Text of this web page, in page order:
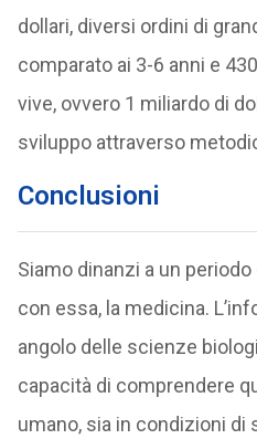
dollari, diversi ordini di
comparato ai 3-6 anni e
vive, ovvero 1 miliardo di
sviluppo attraverso
Conclusioni
Siamo dinanzi a un periodo
con essa, la medicina.
angolo delle scienze
capacità di comprendere
umano, sia in condizioni di